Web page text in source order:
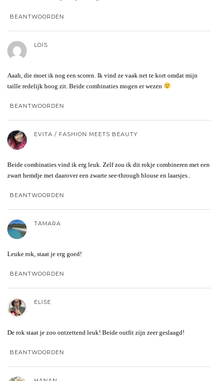
BEANTWOORDEN
LOÏS
Aaah, die moet ik nog een scoren. Ik vind ze vaak net te kort omdat mijn
taille redelijk hoog zit. Beide combinaties mogen er wezen
BEANTWOORDEN
EVITA / FASHION MEETS BEAUTY
Beide combinaties vind ik erg leuk. Zelf zou ik dit rokje combineren met een
zwart hemdje met daarover een zwarte see-through blouse en laarsjes..
BEANTWOORDEN
TAMARA
Leuke rok, staat je erg goed!
BEANTWOORDEN
ELISE
De rok staat je zoo ontzettend leuk! Beide outfit zijn zeer geslaagd!
BEANTWOORDEN